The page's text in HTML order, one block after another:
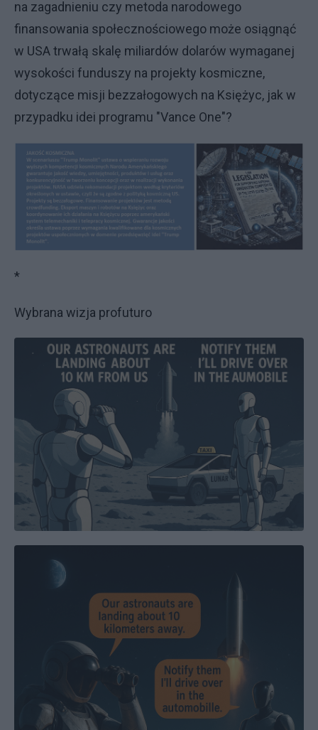
na zagadnieniu czy metoda narodowego
finansowania społecznościowego może osiągnąć
w USA trwałą skalę miliardów dolarów wymaganej
wysokości funduszy na projekty kosmiczne,
dotyczące misji bezzałogowych na Księżyc, jak w
przypadku idei programu "Vance One"?
*
Wybrana wizja profuturo